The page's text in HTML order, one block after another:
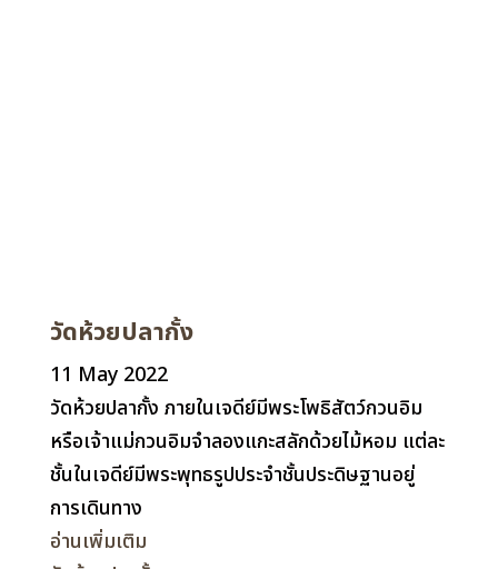
วัดห้วยปลากั้ง
11 May 2022
วัดห้วยปลากั้ง ภายในเจดีย์มีพระโพธิสัตว์กวนอิม
หรือเจ้าแม่กวนอิมจำลองแกะสลักด้วยไม้หอม แต่ละ
ชั้นในเจดีย์มีพระพุทธรูปประจำชั้นประดิษฐานอยู่
การเดินทาง
อ่านเพิ่มเติม